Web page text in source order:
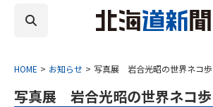
HOME お知らせ 写真展 岩合光昭の世界ネコ歩
写真展 岩合光昭の世界ネコ